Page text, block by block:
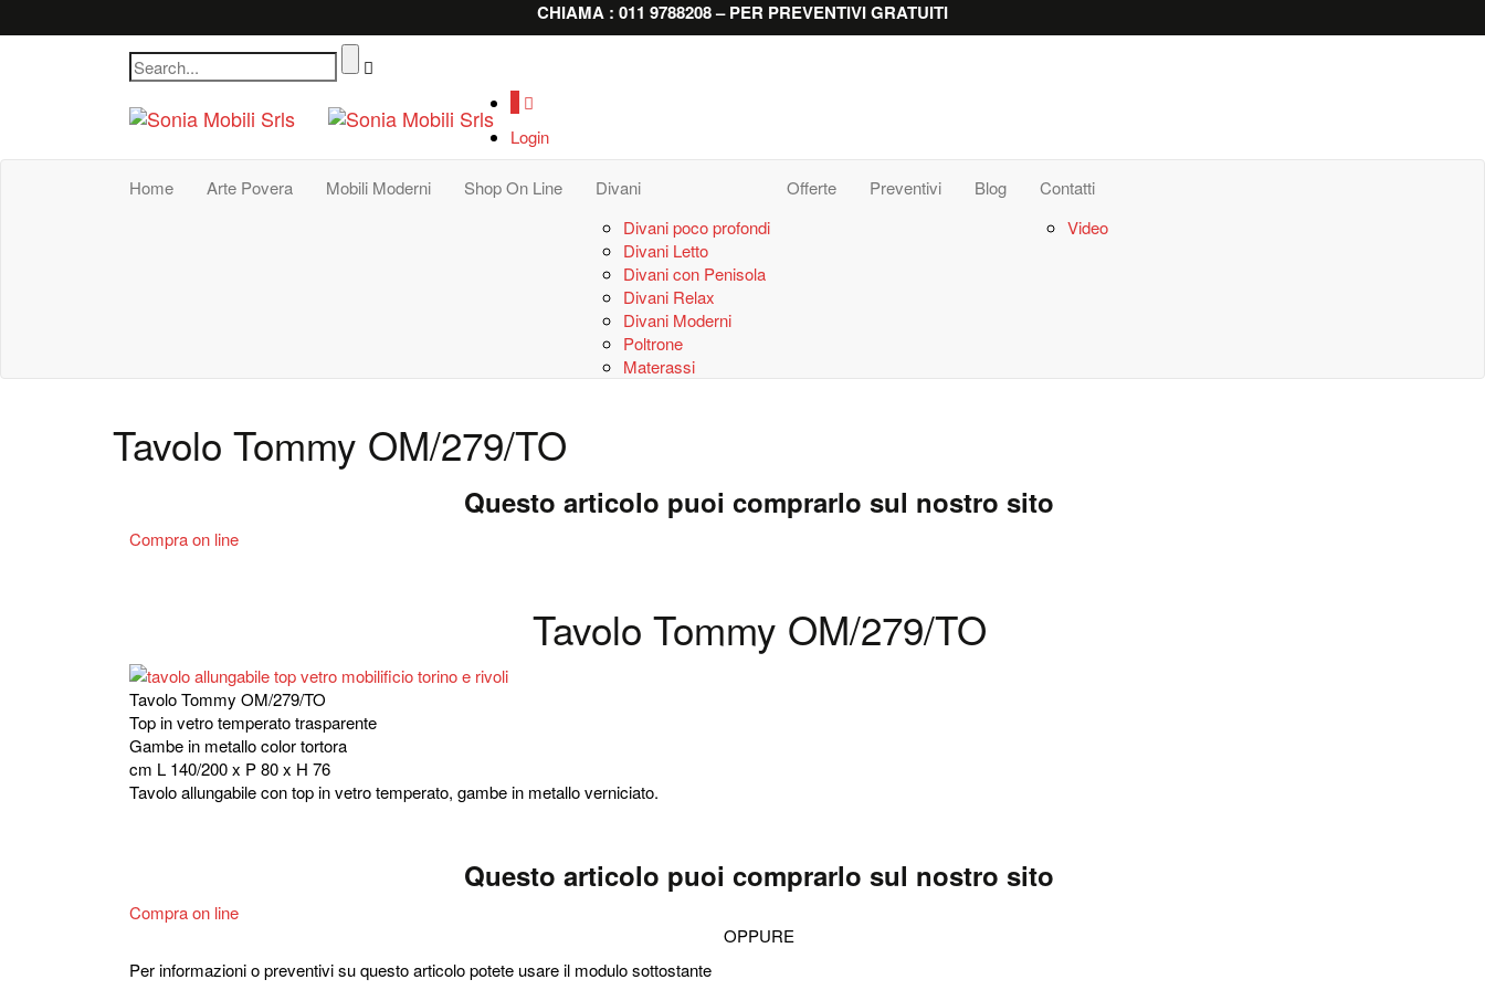
CHIAMA : 011 9788208 – PER PREVENTIVI GRATUITI
Login
Home Arte Povera Mobili Moderni Shop On Line
Divani
Divani poco profondi
Divani Letto
Divani con Penisola
Divani Relax
Divani Moderni
Poltrone
Materassi
Offerte Preventivi Blog
Contatti
Video
Tavolo Tommy OM/279/TO
Questo articolo puoi comprarlo sul nostro sito
Compra on line
Tavolo Tommy OM/279/TO
Tavolo Tommy OM/279/TO
Top in vetro temperato trasparente
Gambe in metallo color tortora
cm L 140/200 x P 80 x H 76
Tavolo allungabile con top in vetro temperato, gambe in metallo verniciato.
Questo articolo puoi comprarlo sul nostro sito
Compra on line
OPPURE
Per informazioni o preventivi su questo articolo potete usare il modulo sottostante